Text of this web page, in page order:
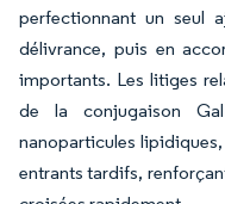
perfectionnant un seul
délivrance, puis en
importants. Les litiges
de la conjugaison
nanoparticules
entrants tardifs,